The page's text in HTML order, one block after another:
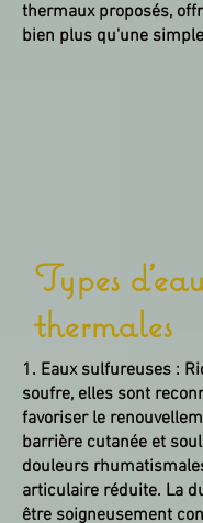
thermaux proposés,
bien plus qu'une
Types
thermales
1. Eaux sulfureuses :
soufre, elles sont
favoriser le
barrière cutanée et
douleurs
articulaire réduite. La
être soigneusement